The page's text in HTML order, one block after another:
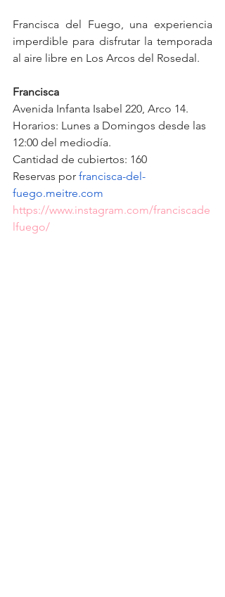
Francisca del Fuego, una experiencia
imperdible para disfrutar la temporada
al aire libre en Los Arcos del Rosedal.
Francisca
Avenida Infanta Isabel 220, Arco 14.
Horarios: Lunes a Domingos desde las
12:00 del mediodía.
Cantidad de cubiertos: 160
Reservas por francisca-del-
fuego.meitre.com
https://www.instagram.com/franciscade
lfuego/